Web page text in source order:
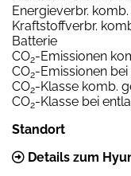
Energieverbr. komb.
Kraftstoffverbr.
Batterie
CO2-Emissionen
CO2-Emissionen
CO2-Klasse komb.
CO2-Klasse bei
Standort
Details zum